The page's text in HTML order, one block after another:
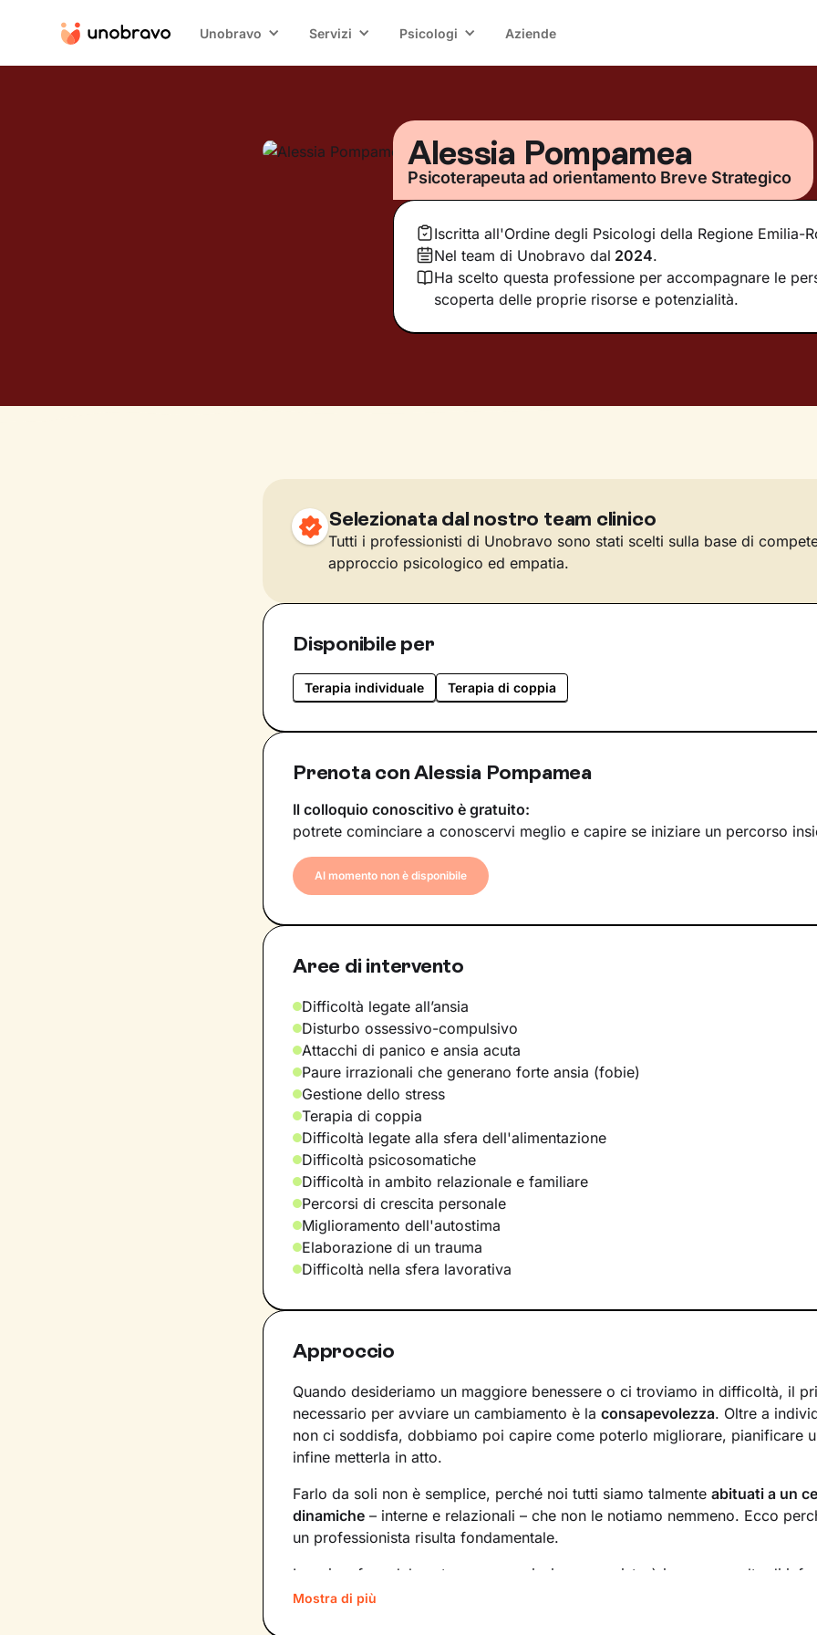
Unobravo Servizi Psicologi Aziende
Alessia Pompamea
Psicoterapeuta ad orientamento Breve Strategico
Iscritta all'Ordine degli Psicologi della Regione Emilia-
Nel team di Unobravo dal 2024.
Ha scelto questa professione per accompagnare le
scoperta delle proprie risorse e potenzialità.
Selezionata dal nostro team clinico
Tutti i professionisti di Unobravo sono stati scelti sulla base di
approccio psicologico ed empatia.
Disponibile per
Terapia individuale Terapia di coppia
Prenota con Alessia Pompamea
Il colloquio conoscitivo è gratuito:
potrete cominciare a conoscervi meglio e capire se iniziare un percorso
Al momento non è disponibile
Aree di intervento
Difficoltà legate all’ansia
Disturbo ossessivo-compulsivo
Attacchi di panico e ansia acuta
Paure irrazionali che generano forte ansia (fobie)
Gestione dello stress
Terapia di coppia
Difficoltà legate alla sfera dell'alimentazione
Difficoltà psicosomatiche
Difficoltà in ambito relazionale e familiare
Percorsi di crescita personale
Miglioramento dell'autostima
Elaborazione di un trauma
Difficoltà nella sfera lavorativa
Approccio
Quando desideriamo un maggiore benessere o ci troviamo in difficoltà, il
necessario per avviare un cambiamento è la consapevolezza. Oltre a
non ci soddisfa, dobbiamo poi capire come poterlo migliorare, pianificare
infine metterla in atto.
Farlo da soli non è semplice, perché noi tutti siamo talmente abituati a un
dinamiche – interne e relazionali – che non le notiamo nemmeno. Ecco
un professionista risulta fondamentale.
La prima fase del nostro percorso insieme consisterà in una raccolta di
porteranno a definire un
Mostra di più